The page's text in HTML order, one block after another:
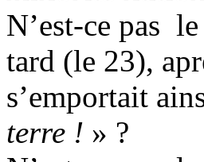
N’est-ce pas
tard (le 23),
s’emportait
terre ! » ?